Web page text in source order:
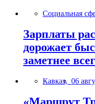
Социальная
Зарплаты
дорожает
заметнее
Кавказ, 06